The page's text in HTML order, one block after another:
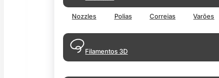
Nozzles Polias Correias Varões
Filamentos 3D